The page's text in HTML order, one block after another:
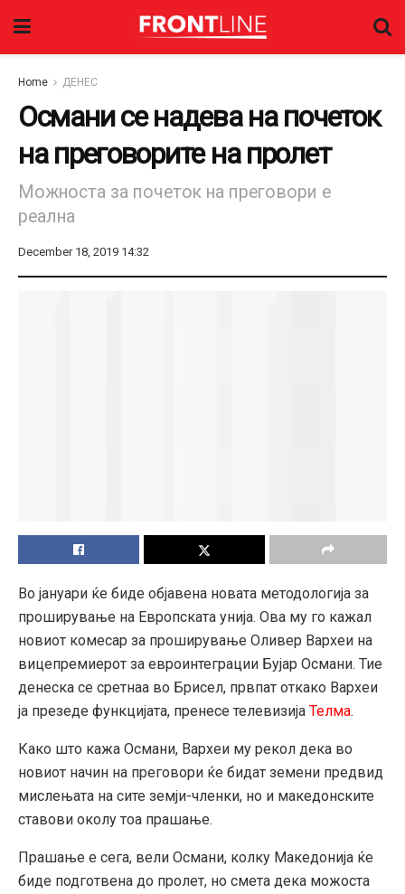
Home ДЕНЕС
Османи се надева на почеток
на преговорите на пролет
Можноста за почеток на преговори е
реална
December 18, 2019 14:32
Во јануари ќе биде објавена новата методологија за
проширување на Европската унија. Ова му го кажал
новиот комесар за проширување Оливер Вархеи на
вицепремиерот за евроинтеграции Бујар Османи. Тие
денеска се сретнаа во Брисел, првпат откако Вархеи
ја презеде функцијата, пренесе телевизија Телма.
Како што кажа Османи, Вархеи му рекол дека во
новиот начин на преговори ќе бидат земени предвид
мислењата на сите земји-членки, но и македонските
ставови околу тоа прашање.
Прашање е сега, вели Османи, колку Македонија ќе
биде подготвена до пролет, но смета дека можоста